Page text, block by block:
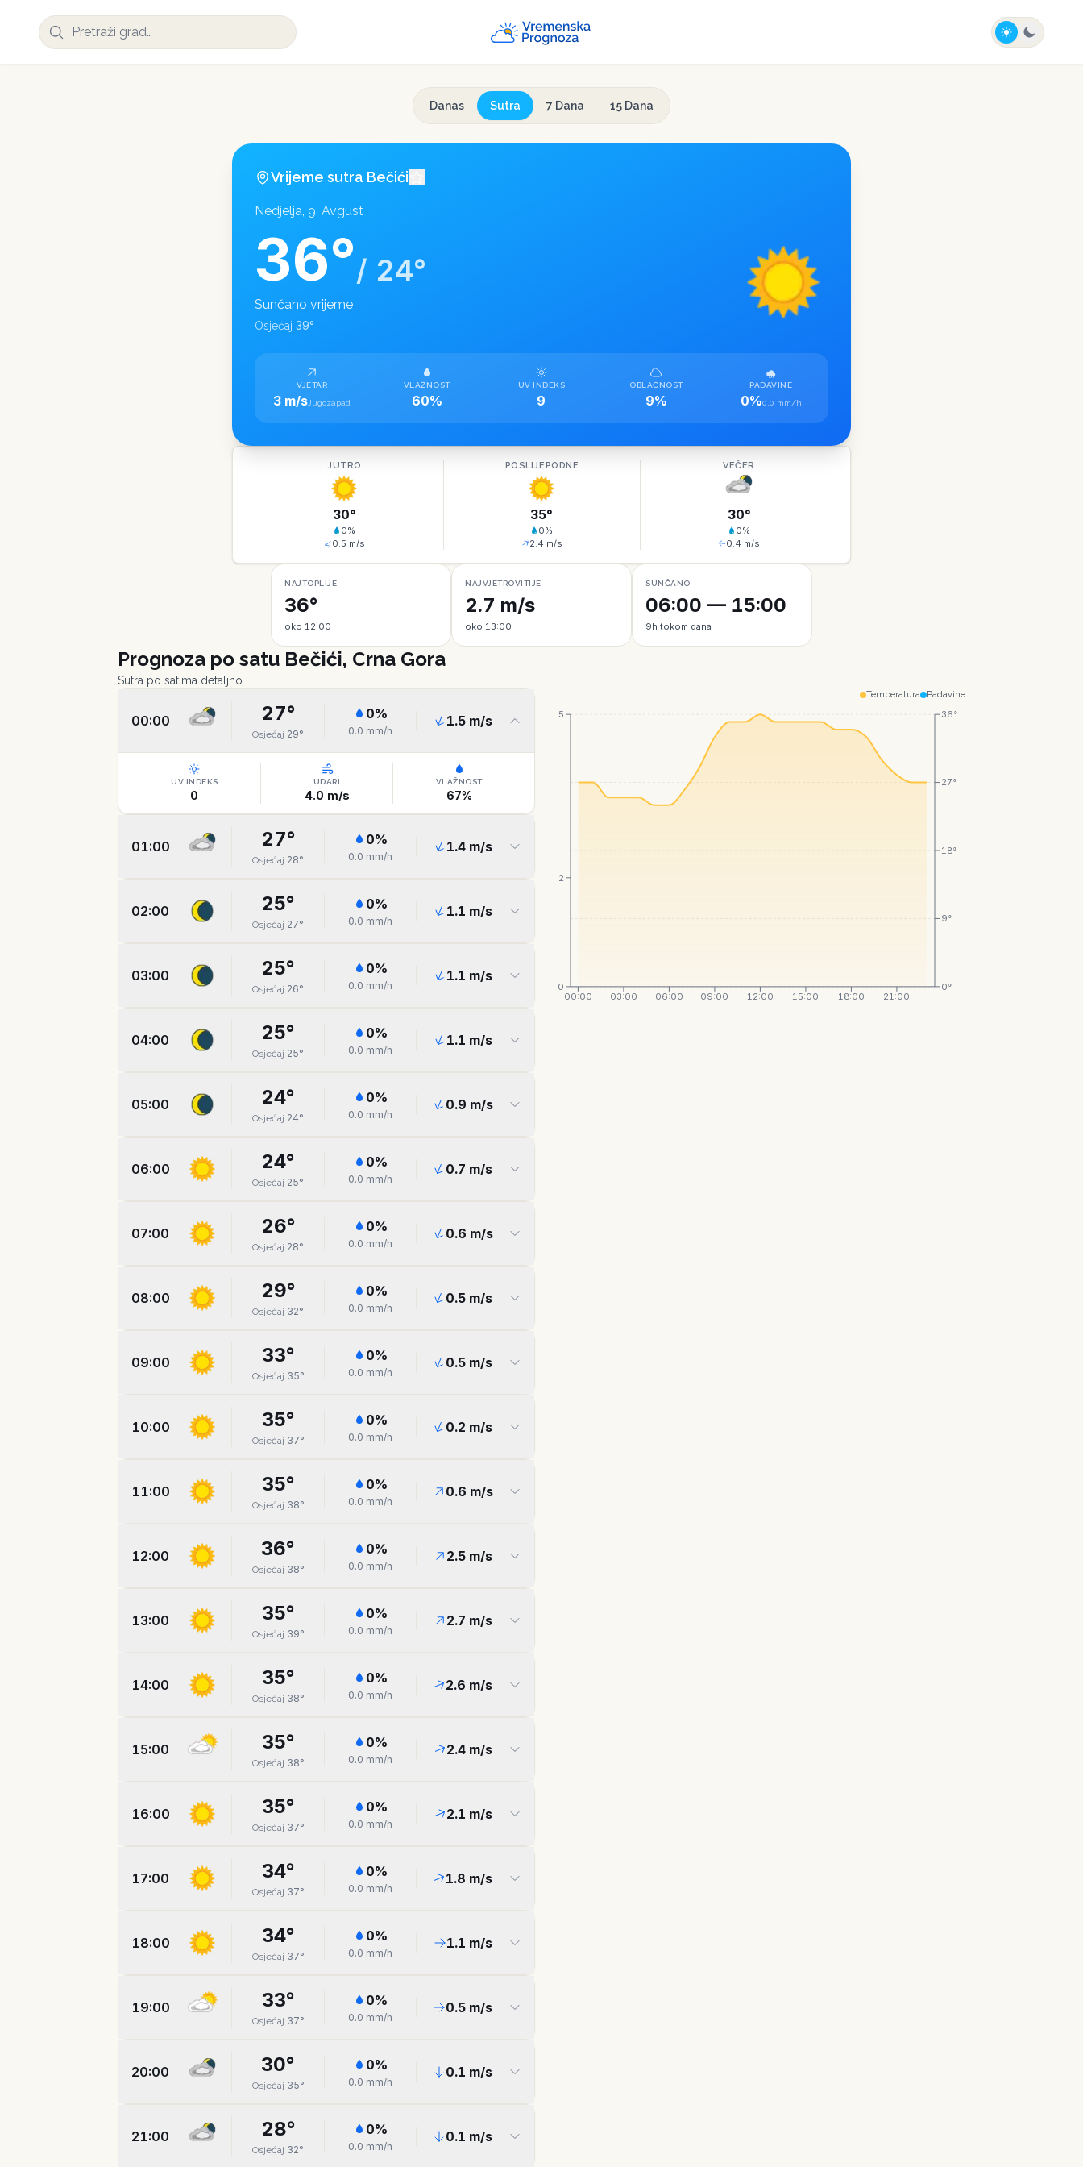
Danas Sutra 7 Dana 15 Dana
Vrijeme sutra Bečići
Nedjelja, 9. Avgust
36°/ 24°
Sunčano vrijeme
Osjećaj 39°
VJETAR
3 m/sJugozapad
VLAŽNOST
60%
UV INDEKS
9
OBLAČNOST
9%
PADAVINE
0%0.0 mm/h
JUTRO
30°
0%
0.5 m/s
POSLIJEPODNE
35°
0%
2.4 m/s
VEČER
30°
0%
0.4 m/s
NAJTOPLIJE
36°
oko 12:00
NAJVJETROVITIJE
2.7 m/s
oko 13:00
SUNČANO
06:00 — 15:00
9h tokom dana
Prognoza po satu Bečići, Crna Gora
Sutra po satima detaljno
00:00 27°
Osjećaj 29°
0%
0.0 mm/h
1.5m/s
UV INDEKS
0
UDARI
4.0 m/s
VLAŽNOST
67%
01:00 27°
Osjećaj 28°
0%
0.0 mm/h
1.4m/s
02:00 25°
Osjećaj 27°
0%
0.0 mm/h
1.1 m/s
03:00 25°
Osjećaj 26°
0%
0.0 mm/h
1.1 m/s
04:00 25°
Osjećaj 25°
0%
0.0 mm/h
1.1 m/s
05:00 24°
Osjećaj 24°
0%
0.0 mm/h
0.9 m/s
06:00 24°
Osjećaj 25°
0%
0.0 mm/h
0.7 m/s
07:00 26°
Osjećaj 28°
0%
0.0 mm/h
0.6 m/s
08:00 29°
Osjećaj 32°
0%
0.0 mm/h
0.5 m/s
09:00 33°
Osjećaj 35°
0%
0.0 mm/h
0.5 m/s
10:00 35°
Osjećaj 37°
0%
0.0 mm/h
0.2 m/s
11:00 35°
Osjećaj 38°
0%
0.0 mm/h
0.6 m/s
12:00 36°
Osjećaj 38°
0%
0.0 mm/h
2.5m/s
13:00 35°
Osjećaj 39°
0%
0.0 mm/h
2.7 m/s
14:00 35°
Osjećaj 38°
0%
0.0 mm/h
2.6 m/s
15:00 35°
Osjećaj 38°
0%
0.0 mm/h
2.4m/s
16:00 35°
Osjećaj 37°
0%
0.0 mm/h
2.1 m/s
17:00 34°
Osjećaj 37°
0%
0.0 mm/h
1.8 m/s
18:00 34°
Osjećaj 37°
0%
0.0 mm/h
1.1 m/s
19:00 33°
Osjećaj 37°
0%
0.0 mm/h
0.5 m/s
20:00 30°
Osjećaj 35°
0%
0.0 mm/h
0.1 m/s
21:00 28°
Osjećaj 32°
0%
0.0 mm/h
0.1 m/s
Temperatura Padavine
00:00 03:00 06:00 09:00 12:00 15:00 18:00 21:00
0°
9°
18°
27°
36°
0
2
5